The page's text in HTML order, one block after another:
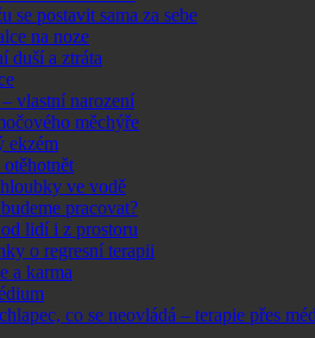
se postavit sama za sebe
na noze
duší a ztráta
vlastní narození
měchýře
ekzém
ve vodě
pracovat?
lidí i z prostoru
o regresní terapii
a karma
co se neovládá – terapie přes